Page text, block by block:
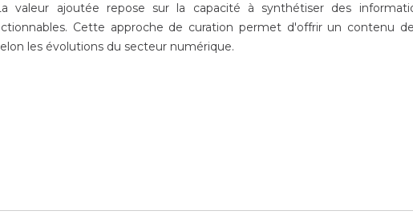
valeur ajoutée repose sur la capacité à synthétiser des
Cette approche de curation permet d'offrir un contenu
les évolutions du secteur numérique.